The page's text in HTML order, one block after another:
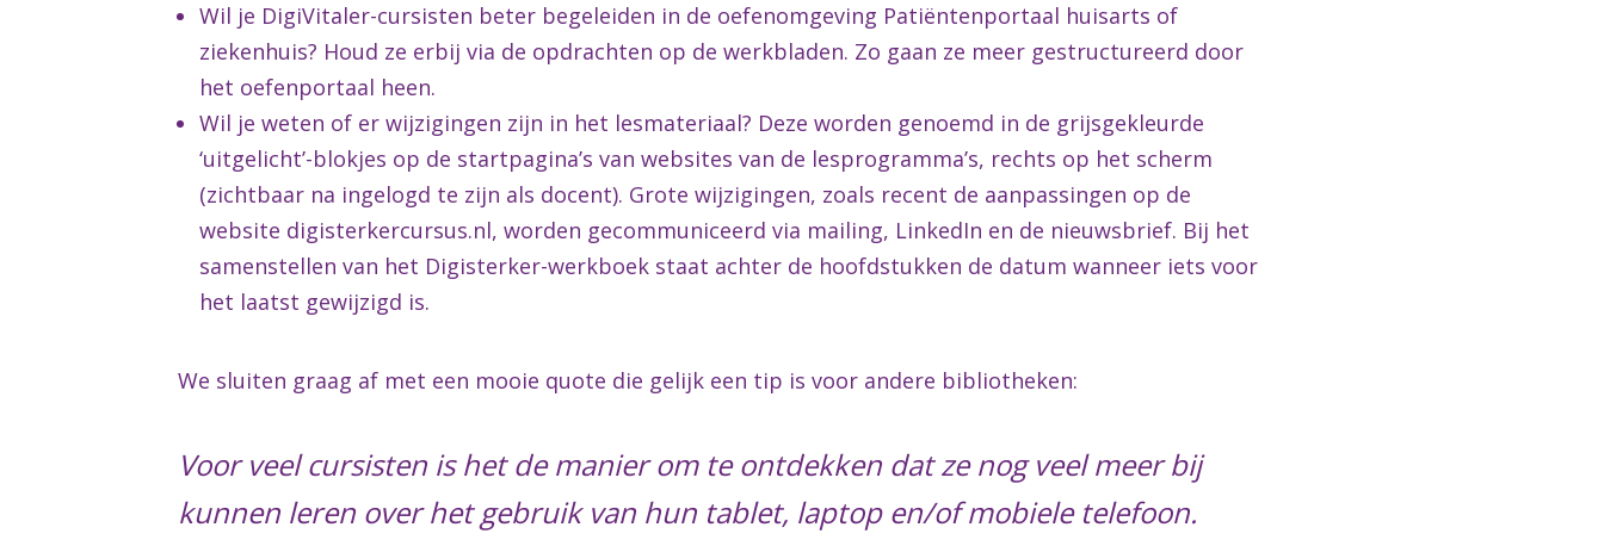
Wil je DigiVitaler-cursisten beter begeleiden in de oefenomgeving Patiëntenportaal huisarts of
ziekenhuis? Houd ze erbij via de opdrachten op de werkbladen. Zo gaan ze meer gestructureerd door
het oefenportaal heen.
Wil je weten of er wijzigingen zijn in het lesmateriaal? Deze worden genoemd in de grijsgekleurde
‘uitgelicht’-blokjes op de startpagina’s van websites van de lesprogramma’s, rechts op het scherm
(zichtbaar na ingelogd te zijn als docent). Grote wijzigingen, zoals recent de aanpassingen op de
website digisterkercursus.nl, worden gecommuniceerd via mailing, LinkedIn en de nieuwsbrief. Bij het
samenstellen van het Digisterker-werkboek staat achter de hoofdstukken de datum wanneer iets voor
het laatst gewijzigd is.
We sluiten graag af met een mooie quote die gelijk een tip is voor andere bibliotheken:
Voor veel cursisten is het de manier om te ontdekken dat ze nog veel meer bij
kunnen leren over het gebruik van hun tablet, laptop en/of mobiele telefoon.